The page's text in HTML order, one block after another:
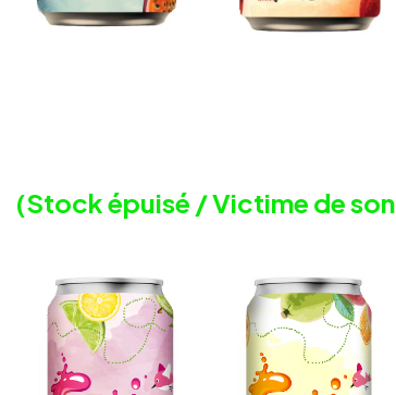
(Stock épuisé / Victime de